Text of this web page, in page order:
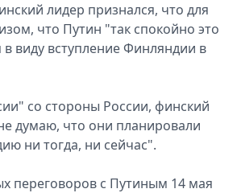
лидер признался, что для
что Путин "так спокойно это
виду вступление Финляндии в
со стороны России, финский
думаю, что они планировали
ни тогда, ни сейчас".
переговоров с Путиным 14 мая